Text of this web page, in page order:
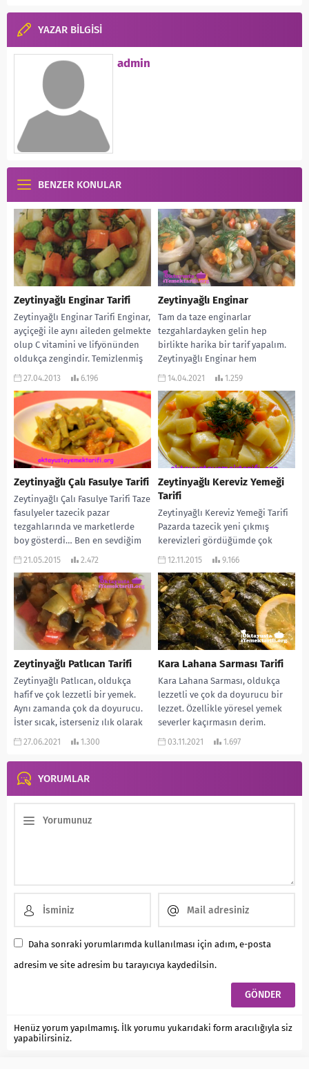
YAZAR BİLGİSİ
admin
BENZER KONULAR
Zeytinyağlı Enginar Tarifi
Zeytinyağlı Enginar Tarifi Enginar,
ayçiçeği ile aynı aileden gelmekte
olup C vitamini ve lifyönünden
oldukça zengindir. Temizlenmiş
enginarları limonla ovmakya...
27.04.2013 6.196
Zeytinyağlı Enginar
Tam da taze enginarlar
tezgahlardayken gelin hep
birlikte harika bir tarif yapalım.
Zeytinyağlı Enginar hem
sunumuyla, hem tadıyla, hem
14.04.2021 1.259
Zeytinyağlı Çalı Fasulye Tarifi
Zeytinyağlı Çalı Fasulye Tarifi Taze
fasulyeler tazecik pazar
tezgahlarında ve marketlerde
boy gösterdi… Ben en sevdiğim
sebzelerden biridir. Özellikle de...
21.05.2015 2.472
Zeytinyağlı Kereviz Yemeği
Tarifi
Zeytinyağlı Kereviz Yemeği Tarifi
Pazarda tazecik yeni çıkmış
kerevizleri gördüğümde çok
hoşuma gitti. Çoğu kişi sevmese
12.11.2015 9.166
Zeytinyağlı Patlıcan Tarifi
Zeytinyağlı Patlıcan, oldukça
hafif ve çok lezzetli bir yemek.
Aynı zamanda çok da doyurucu.
İster sıcak, isterseniz ılık olarak
tüketebilirsiniz....
27.06.2021 1.300
Kara Lahana Sarması Tarifi
Kara Lahana Sarması, oldukça
lezzetli ve çok da doyurucu bir
lezzet. Özellikle yöresel yemek
severler kaçırmasın derim.
Yapılışı da çok...
03.11.2021 1.697
YORUMLAR
Daha sonraki yorumlarımda kullanılması için adım, e-posta
adresim ve site adresim bu tarayıcıya kaydedilsin.
Henüz yorum yapılmamış. İlk yorumu yukarıdaki form aracılığıyla siz
yapabilirsiniz.